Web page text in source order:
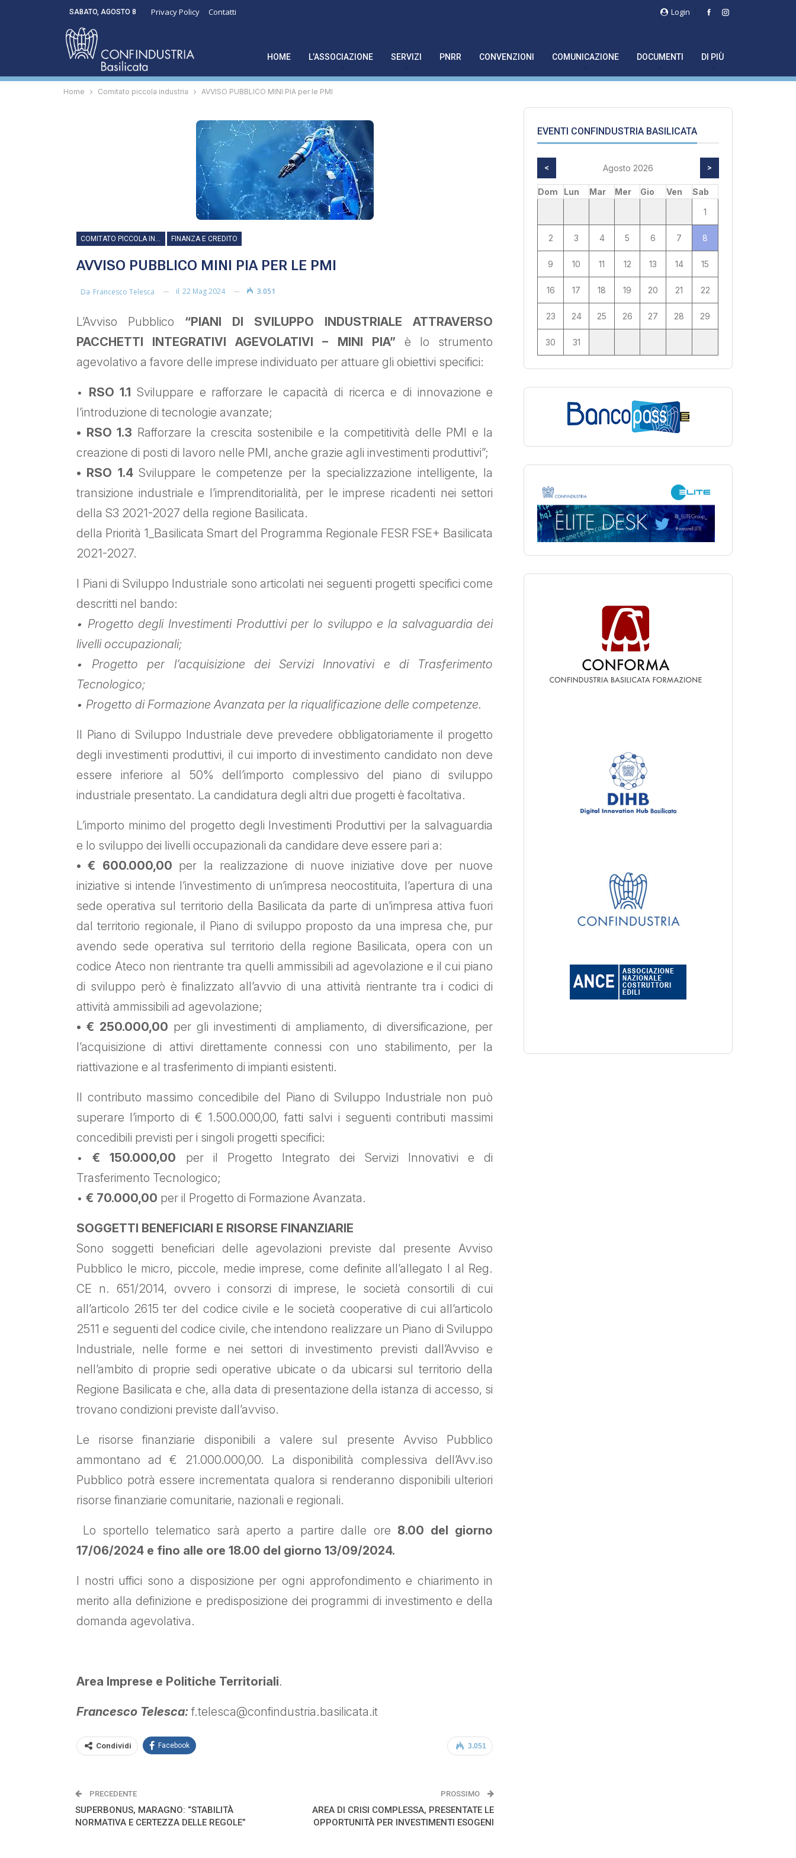
Login
SABATO, AGOSTO 8 Privacy Policy Contatti
HOME L’ASSOCIAZIONE SERVIZI PNRR CONVENZIONI COMUNICAZIONE DOCUMENTI DI PIÙ
Home Comitato piccola industria AVVISO PUBBLICO MINI PIA per le PMI
COMITATO PICCOLA INDUSTRIA FINANZA E CREDITO
AVVISO PUBBLICO MINI PIA PER LE PMI
Da Francesco Telesca il 22 Mag 2024 3.051
L’Avviso Pubblico “PIANI DI SVILUPPO INDUSTRIALE ATTRAVERSO
PACCHETTI INTEGRATIVI AGEVOLATIVI – MINI PIA” è lo strumento
agevolativo a favore delle imprese individuato per attuare gli obiettivi specifici:
• RSO 1.1 Sviluppare e rafforzare le capacità di ricerca e di innovazione e
l’introduzione di tecnologie avanzate;
• RSO 1.3 Rafforzare la crescita sostenibile e la competitività delle PMI e la
creazione di posti di lavoro nelle PMI, anche grazie agli investimenti produttivi”;
• RSO 1.4Sviluppare le competenze per la specializzazione intelligente, la
transizione industriale e l’imprenditorialità, per le imprese ricadenti nei settori
della S3 2021-2027 della regione Basilicata.
della Priorità 1_Basilicata Smart del Programma Regionale FESR FSE+ Basilicata
2021-2027.
I Piani di Sviluppo Industriale sono articolati nei seguenti progetti specifici come
descritti nel bando:
• Progetto degli Investimenti Produttivi per lo sviluppo e la salvaguardia dei
livelli occupazionali;
• Progetto per l’acquisizione dei Servizi Innovativi e di Trasferimento
Tecnologico;
• Progetto di Formazione Avanzata per la riqualificazione delle competenze.
Il Piano di Sviluppo Industriale deve prevedere obbligatoriamente il progetto
degli investimenti produttivi, il cui importo di investimento candidato non deve
essere inferiore al 50% dell’importo complessivo del piano di sviluppo
industriale presentato. La candidatura degli altri due progetti è facoltativa.
L’importo minimo del progetto degli Investimenti Produttivi per la salvaguardia
e lo sviluppo dei livelli occupazionali da candidare deve essere pari a:
• € 600.000,00 per la realizzazione di nuove iniziative dove per nuove
iniziative si intende l’investimento di un’impresa neocostituita, l’apertura di una
sede operativa sul territorio della Basilicata da parte di un’impresa attiva fuori
dal territorio regionale, il Piano di sviluppo proposto da una impresa che, pur
avendo sede operativa sul territorio della regione Basilicata, opera con un
codice Ateco non rientrante tra quelli ammissibili ad agevolazione e il cui piano
di sviluppo però è finalizzato all’avvio di una attività rientrante tra i codici di
attività ammissibili ad agevolazione;
• € 250.000,00 per gli investimenti di ampliamento, di diversificazione, per
l’acquisizione di attivi direttamente connessi con uno stabilimento, per la
riattivazione e al trasferimento di impianti esistenti.
Il contributo massimo concedibile del Piano di Sviluppo Industriale non può
superare l’importo di € 1.500.000,00, fatti salvi i seguenti contributi massimi
concedibili previsti per i singoli progetti specifici:
•
€ 150.000,00 per il Progetto Integrato dei Servizi Innovativi e di
Trasferimento Tecnologico;
• € 70.000,00 per il Progetto di Formazione Avanzata.
SOGGETTI BENEFICIARI E RISORSE FINANZIARIE
Sono soggetti beneficiari delle agevolazioni previste dal presente Avviso
Pubblico le micro, piccole, medie imprese, come definite all’allegato I al Reg.
CE n. 651/2014, ovvero i consorzi di imprese, le società consortili di cui
all’articolo 2615 ter del codice civile e le società cooperative di cui all’articolo
2511 e seguenti del codice civile, che intendono realizzare un Piano di Sviluppo
Industriale, nelle forme e nei settori di investimento previsti dall’Avviso e
nell’ambito di proprie sedi operative ubicate o da ubicarsi sul territorio della
Regione Basilicata e che, alla data di presentazione della istanza di accesso, si
trovano condizioni previste dall’avviso.
Le risorse finanziarie disponibili a valere sul presente Avviso Pubblico
ammontano ad € 21.000.000,00. La disponibilità complessiva dell’Avv.iso
Pubblico potrà essere incrementata qualora si renderanno disponibili ulteriori
risorse finanziarie comunitarie, nazionali e regionali.
Lo sportello telematico sarà aperto a partire dalle ore 8.00 del giorno
17/06/2024 e fino alle ore 18.00 del giorno 13/09/2024.
I nostri uffici sono a disposizione per ogni approfondimento e chiarimento in
merito alla definizione e predisposizione dei programmi di investimento e della
domanda agevolativa.
Area Imprese e Politiche Territoriali.
Francesco Telesca:f.telesca@confindustria.basilicata.it
3.051
Condividi Facebook
PRECEDENTE
SUPERBONUS, MARAGNO: “STABILITÀ
NORMATIVA E CERTEZZA DELLE REGOLE”
PROSSIMO
AREA DI CRISI COMPLESSA, PRESENTATE LE
OPPORTUNITÀ PER INVESTIMENTI ESOGENI
EVENTI CONFINDUSTRIA BASILICATA
< Agosto 2026 >
Dom Lun Mar Mer Gio Ven
Sab
1
2 3 4 5 6 7 8
9 10 11 12 13 14 15
16 17 18 19 20 21 22
23 24 25 26 27 28 29
30 31